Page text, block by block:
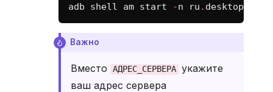
adb shell am start -n ru . desktop
Важно
Вместо АДРЕС_СЕРВЕРА укажите
ваш адрес сервера